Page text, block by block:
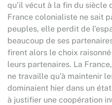
qu’il vécut à la fin du siècle
France colonialiste ne sait
peuples, elle perdit de
beaucoup de ses
firent alors le choix
leurs partenaires. La
ne travaille qu’à maintenir
dominaient hier dans un
à justifier une coopération